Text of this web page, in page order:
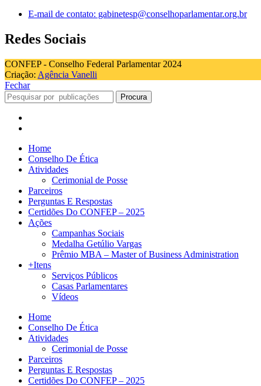
E-mail de contato: gabinetesp@conselhoparlamentar.org.br
Redes Sociais
CONFEP - Conselho Federal Parlamentar 2024
Criação: Agência Vanelli
Fechar
Procura
Home
Conselho De Ética
Atividades
Cerimonial de Posse
Parceiros
Perguntas E Respostas
Certidões Do CONFEP – 2025
Ações
Campanhas Sociais
Medalha Getúlio Vargas
Prêmio MBA – Master of Business Administration
+Itens
Serviços Públicos
Casas Parlamentares
Vídeos
Home
Conselho De Ética
Atividades
Cerimonial de Posse
Parceiros
Perguntas E Respostas
Certidões Do CONFEP – 2025